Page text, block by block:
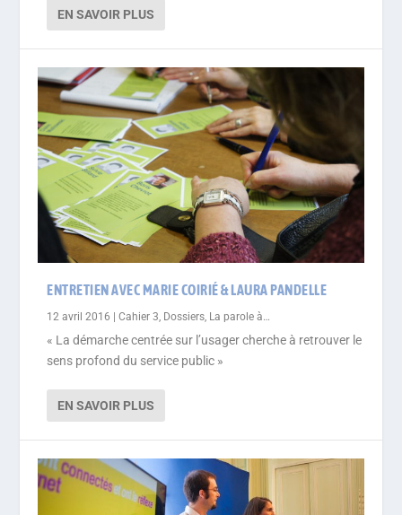
EN SAVOIR PLUS
ENTRETIEN AVEC MARIE COIRIÉ & LAURA PANDELLE
12 avril 2016 |Cahier 3 Dossiers La parole à…
« La démarche centrée sur l’usager cherche à retrouver le
sens profond du service public »
EN SAVOIR PLUS